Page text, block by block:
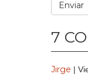
7
Jirge |